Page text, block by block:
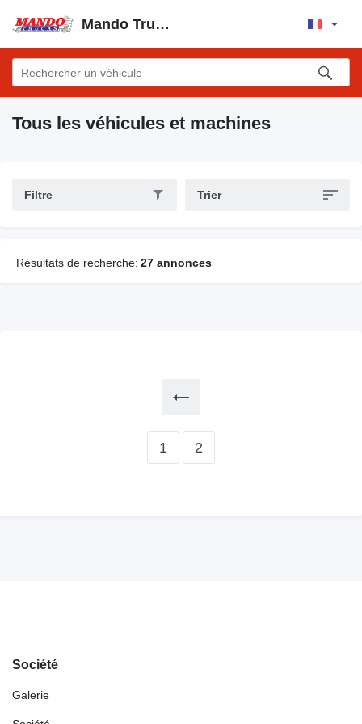
Mando Truck's e.K.
Tous les véhicules et machines
Filtre Trier
Résultats de recherche: 27 annonces
1 2
Société
Galerie